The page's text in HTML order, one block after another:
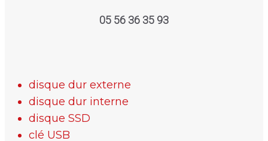
05 56 36 35 93
disque dur externe
disque dur interne
disque SSD
clé USB